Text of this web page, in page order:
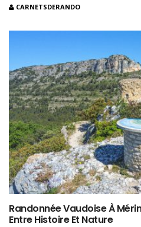
CARNETSDERANDO
Randonnée Vaudoise À
Entre Histoire Et Nature